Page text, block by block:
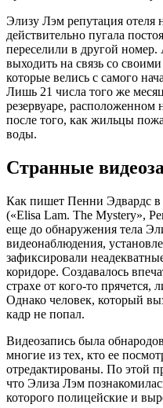
Элизу Лэм репутация отеля
действительно пугала
переселили в другой номер.
выходить на связь со
которые велись с самого
Лишь 21 числа того же
резервуаре,
после того, как жильцы
воды.
Странные
Как пишет Пенни Эдвардс в
(«Elisa Lam. The Mystery»,
еще до обнаружения тела
видеонаблюдения,
зафиксировали
коридоре. Создавалось
страхе от кого-то прячется,
Однако человек, который
кадр не попал.
Видеозапись была
многие из тех, кто ее
отредактированы. По этой
что Элиза Лэм
которого полицейские и